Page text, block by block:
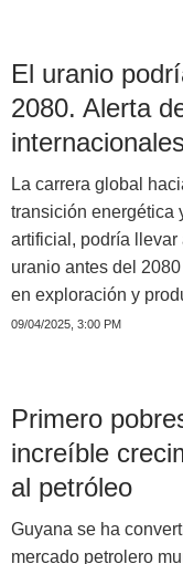
El uranio
2080. Alerta
internacionales
La carrera global
transición energética
artificial, podría
uranio antes del
en exploración y
09/04/2025, 3:00 PM
Primero
increíble
al petróleo
Guyana se ha
mercado petrolero